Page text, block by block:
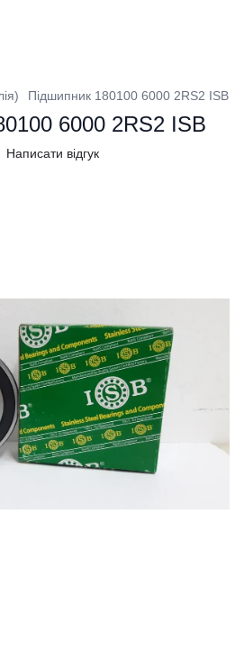
Підшипник 180100 6000 2RS2 ISB
6000 2RS2 ISB
Написати відгук